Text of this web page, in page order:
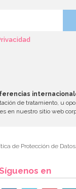
de tratamiento, u
en nuestro sitio web
de Protección de Datos.
en